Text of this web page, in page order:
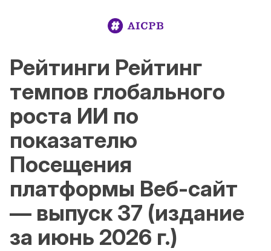
Рейтинги Рейтинг
темпов глобального
роста ИИ по
показателю
Посещения
платформы Веб-сайт
— выпуск 37 (издание
за июнь 2026 г.)